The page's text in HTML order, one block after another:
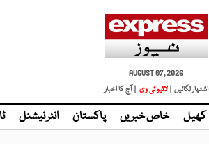
AUGUST 07, 2026
اشتہار لگائیں | لائیو ٹی وی | آج کا اخبار
کھیل خاص خبریں پاکستان انٹر نیشنل